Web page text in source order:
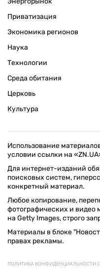
Приватизация
Экономика регионов
Наука
Технологии
Среда обитания
Церковь
Культура
Использование
условии ссылки на
Для интернет-изданий
поисковых систем,
конкретный материал.
Любое копирование,
фотографических и видео
на Getty Images, строго
Материалы в блоке
правах рекламы.
ПОЛИТИКА КОНФИДЕНЦИАЛЬНОСТИ
© 1994–2026 «ЗЕРКАЛО НЕДЕЛИ.